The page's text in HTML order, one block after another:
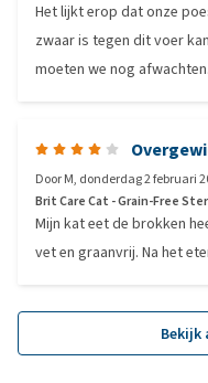
Het lijkt erop dat onze
zwaar is tegen dit voer
moeten we nog afwachten.
DoorM, donderdag 2 februari
Brit Care Cat - Grain-Free
Mijn kat eet de brokken
vet en graanvrij. Na het
Bekijk